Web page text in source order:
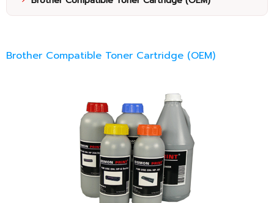
Brother Compatible Toner Cartridge (OEM)